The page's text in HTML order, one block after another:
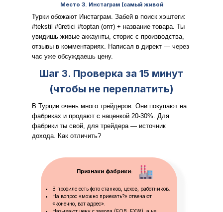
Место 3. Инстаграм (самый живой
канал)
Турки обожают Инстаграм. Забей в поиск хэштеги:
#tekstil #üretici #toptan (опт) + название товара. Ты
увидишь живые аккаунты, сторис с производства,
отзывы в комментариях. Написал в директ — через
час уже обсуждаешь цену.
Шаг 3. Проверка за 15 минут
(чтобы не переплатить)
В Турции очень много трейдеров. Они покупают на
фабриках и продают с наценкой 20-30%. Для
фабрики ты свой, для трейдера — источник
дохода. Как отличить?
Признаки фабрики:
В профиле есть фото станков, цехов, работников.
На вопрос «можно приехать?» отвечают
«конечно, вот адрес».